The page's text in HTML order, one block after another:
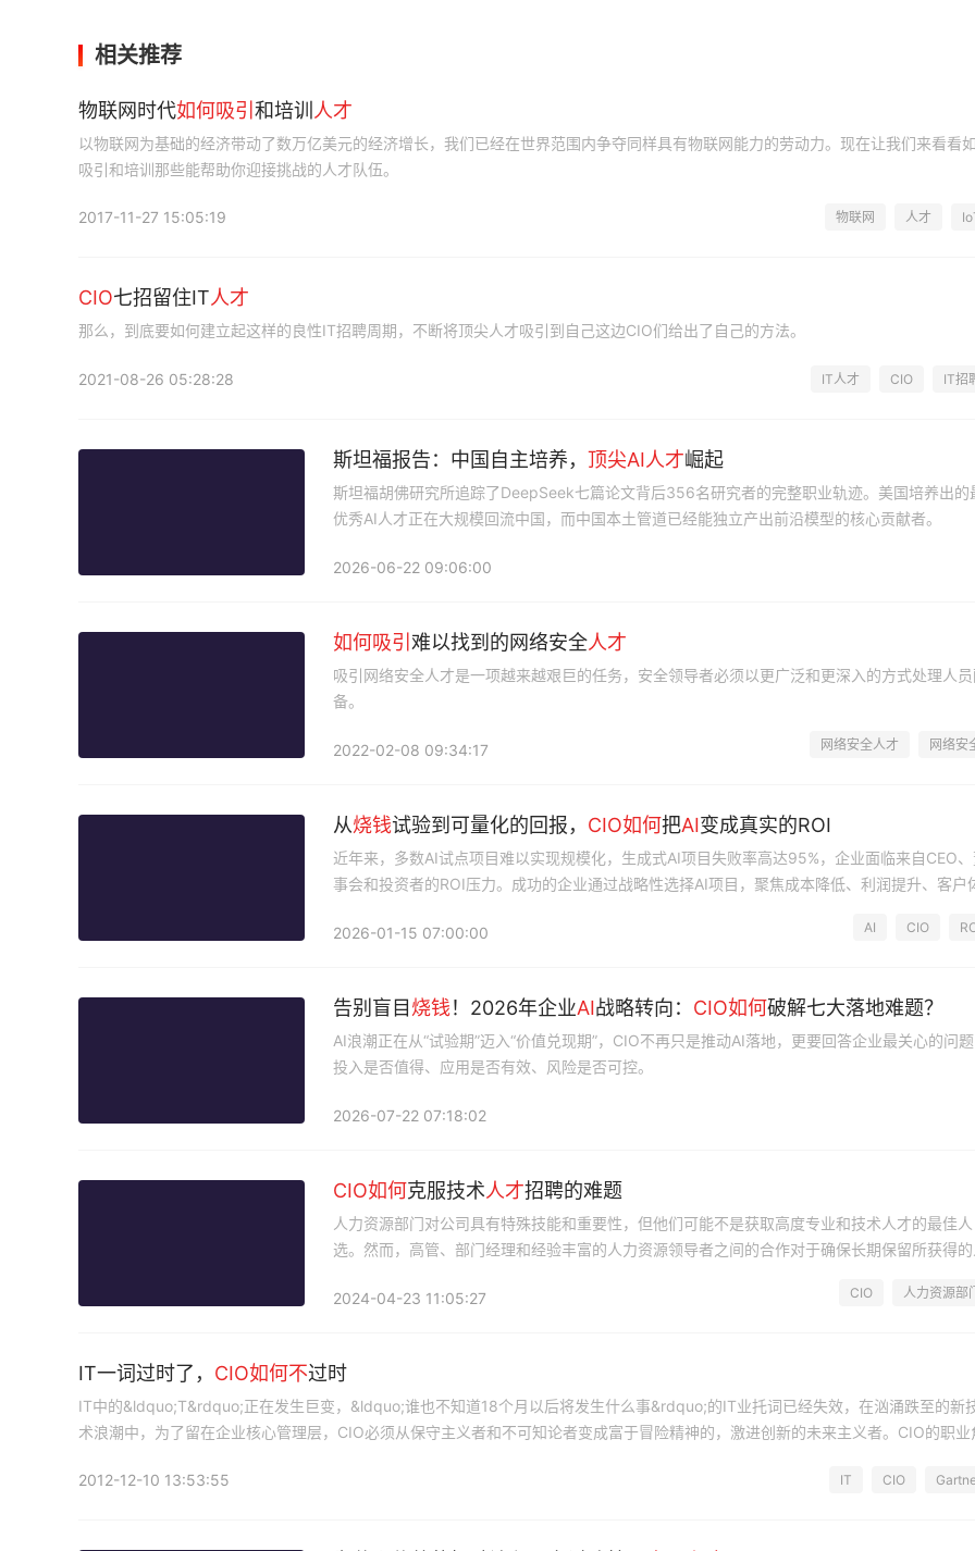
相关推荐
物联网时代如何吸引 和培训 人才
以物联网为基础的经济带动了数万亿美元的经济增长，我们已经在世界范围内争夺同样具有物联网能力的劳动力。现在让我们来看看
吸引和培训那些能帮助你迎接挑战的人才队伍。
2017-11-27 15:05:19 物联网 人才
CIO七招留住IT人才
那么，到底要如何建立起这样的良性IT招聘周期，不断将顶尖人才吸引到自己这边CIO们给出了自己的方法。
2021-08-26 05:28:28 IT人才 CIO IT招
斯坦福报告：中国自主培养， 顶尖AI人才崛起
斯坦福胡佛研究所追踪了DeepSeek七篇论文背后356名研究者的完整职业轨迹。美国培养出的
优秀AI人才正在大规模回流中国，而中国本土管道已经能独立产出前沿模型的核心贡献者。
2026-06-22 09:06:00
如何吸引 难以找到的网络安全人才
吸引网络安全人才是一项越来越艰巨的任务，安全领导者必须以更广泛和更深入的方式处理人
备。
2022-02-08 09:34:17 网络安全人才 网络安
从烧钱试验到可量化的回报， CIO如何把AI变成真实的ROI
近年来，多数AI试点项目难以实现规模化，生成式AI项目失败率高达95%，企业面临来自CEO
事会和投资者的ROI压力。成功的企业通过战略性选择AI项目，聚焦成本降低、利润提升、客户
2026-01-15 07:00:00
AI CIO
告别盲目 烧钱！2026年企业AI战略转向： CIO如何破解七大落地难题？
AI浪潮正在从“试验期”迈入“价值兑现期”，CIO不再只是推动AI落地，更要回答企业最关心的问
投入是否值得、应用是否有效、风险是否可控。
2026-07-22 07:18:02
CIO如何克服技术人才招聘的难题
人力资源部门对公司具有特殊技能和重要性，但他们可能不是获取高度专业和技术人才的最佳人
选。然而，高管、部门经理和经验丰富的人力资源领导者之间的合作对于确保长期保留所获得
2024-04-23 11:05:27
CIO 人力资源部
IT一词过时了， CIO如何不过时
IT中的&ldquo;T&rdquo;正在发生巨变，&ldquo;谁也不知道18个月以后将发生什么事&rdquo;的IT业托词已经失效，在汹涌跌至的新
术浪潮中，为了留在企业核心管理层，CIO必须从保守主义者和不可知论者变成富于冒险精神的，激进创新的未来主义者。CIO的职业
2012-12-10 13:53:55
IT CIO